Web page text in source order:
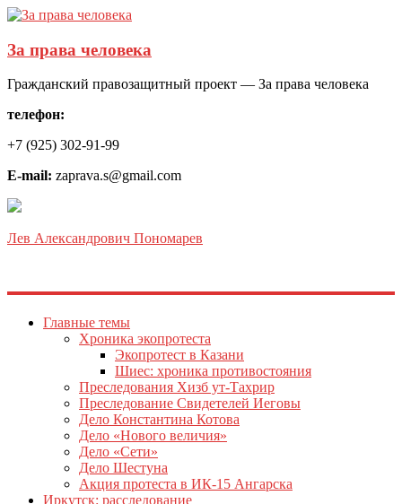
За права человека
Гражданский правозащитный проект — За права человека
телефон:
+7 (925) 302-91-99
E-mail: zaprava.s@gmail.com
Лев Александрович Пономарев
Главные темы
Хроника экопротеста
Экопротест в Казани
Шиес: хроника противостояния
Преследования Хизб ут-Тахрир
Преследование Свидетелей Иеговы
Дело Константина Котова
Дело «Нового величия»
Дело «Сети»
Дело Шестуна
Акция протеста в ИК-15 Ангарска
Иркутск: расследование